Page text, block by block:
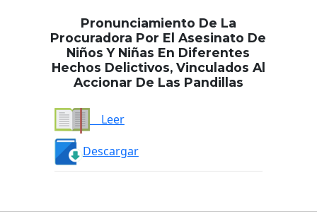
Pronunciamiento De La
Procuradora Por El Asesinato De
Niños Y Niñas En Diferentes
Hechos Delictivos, Vinculados Al
Accionar De Las Pandillas
Leer
Descargar